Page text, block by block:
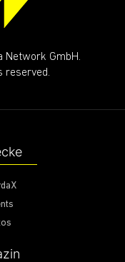
Network GmbH.
reserved.